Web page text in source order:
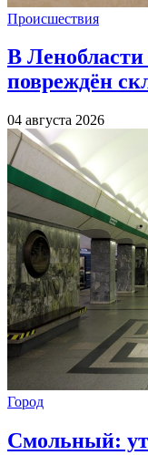
Происшествия
В
повреждён
04 августа 2026
Город
Смольный: